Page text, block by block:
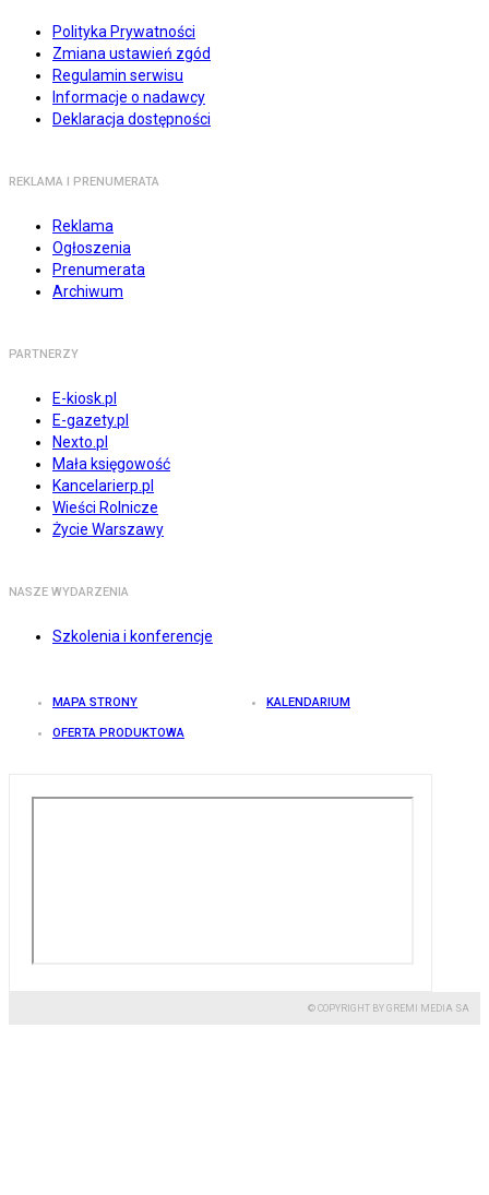
Polityka Prywatności
Zmiana ustawień zgód
Regulamin serwisu
Informacje o nadawcy
Deklaracja dostępności
REKLAMA I PRENUMERATA
Reklama
Ogłoszenia
Prenumerata
Archiwum
PARTNERZY
E-kiosk.pl
E-gazety.pl
Nexto.pl
Mała księgowość
Kancelarierp.pl
Wieści Rolnicze
Życie Warszawy
NASZE WYDARZENIA
Szkolenia i konferencje
MAPA STRONY KALENDARIUM
OFERTA PRODUKTOWA
© COPYRIGHT BY GREMI MEDIA SA